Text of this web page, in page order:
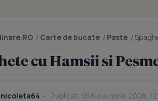
/ Carte de bucate / Paste /
cu Hamsii si
nicoleta64 Publicat: 05 Noiembrie 2008,